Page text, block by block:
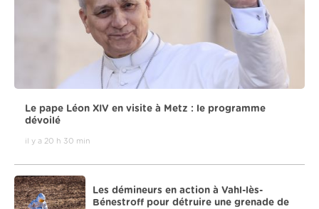
Le pape Léon XIV en visite à Metz : le programme
dévoilé
il y a 20 h 30 min
Les démineurs en action à Vahl-lès-
Bénestroff pour détruire une grenade de